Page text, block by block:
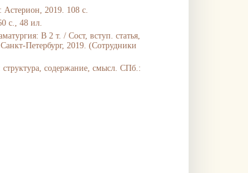
2019. 108 с.
с., 48 ил.
В 2 т. / Сост, вступ. статья,
Петербург, 2019. (Сотрудники
содержание, смысл. СПб.: